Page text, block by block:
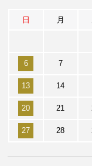
日 月
6 7
13 14
20 21
27 28